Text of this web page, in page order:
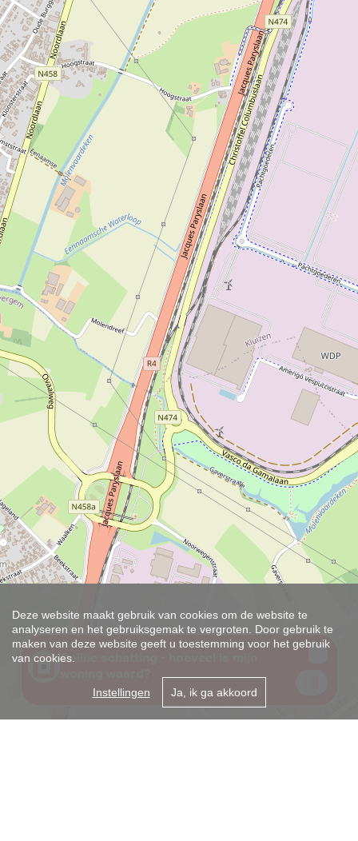
Deze website maakt gebruik van cookies om de website te
analyseren en het gebruiksgemak te vergroten. Door gebruik te
maken van deze website geeft u toestemming voor het gebruik
van cookies.
Instellingen Ja, ik ga akkoord